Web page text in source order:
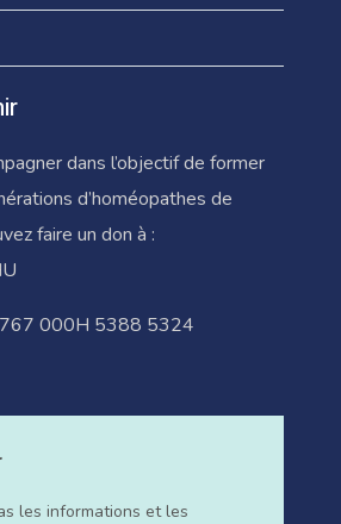
dans l’objectif de former
d’homéopathes de
faire un don à :
000H 5388 5324
les informations et les